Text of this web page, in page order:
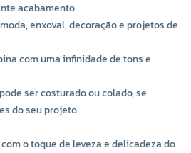
acabamento.
enxoval, decoração e projetos de
com uma infinidade de tons e
pode ser costurado ou colado, se
do seu projeto.
o toque de leveza e delicadeza do